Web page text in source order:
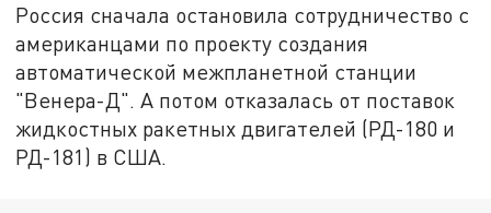
Россия сначала остановила сотрудничество с
американцами по проекту создания
автоматической межпланетной станции
"Венера-Д". А потом отказалась от поставок
жидкостных ракетных двигателей (РД-180 и
РД-181) в США.